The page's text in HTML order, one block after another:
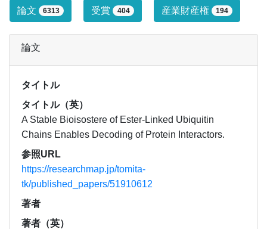
論文 6313 受賞 404 産業財産権 194
論文
タイトル
タイトル（英）
A Stable Bioisostere of Ester-Linked Ubiquitin
Chains Enables Decoding of Protein Interactors.
参照URL
https://researchmap.jp/tomita-
tk/published_papers/51910612
著者
著者（英）